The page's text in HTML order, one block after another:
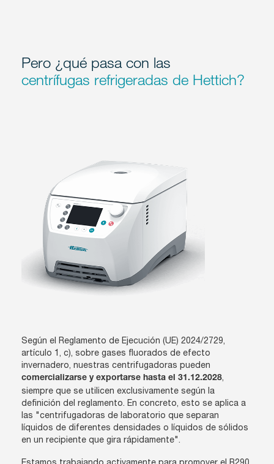
Pero ¿qué pasa con las
centrífugas refrigeradas de Hettich?
Según el Reglamento de Ejecución (UE) 2024/2729,
artículo 1, c), sobre gases fluorados de efecto
invernadero, nuestras centrifugadoras pueden
comercializarse y exportarse hasta el 31.12.2028,
siempre que se utilicen exclusivamente según la
definición del reglamento. En concreto, esto se aplica a
las "centrifugadoras de laboratorio que separan
líquidos de diferentes densidades o líquidos de sólidos
en un recipiente que gira rápidamente".
Estamos trabajando activamente para promover el R290